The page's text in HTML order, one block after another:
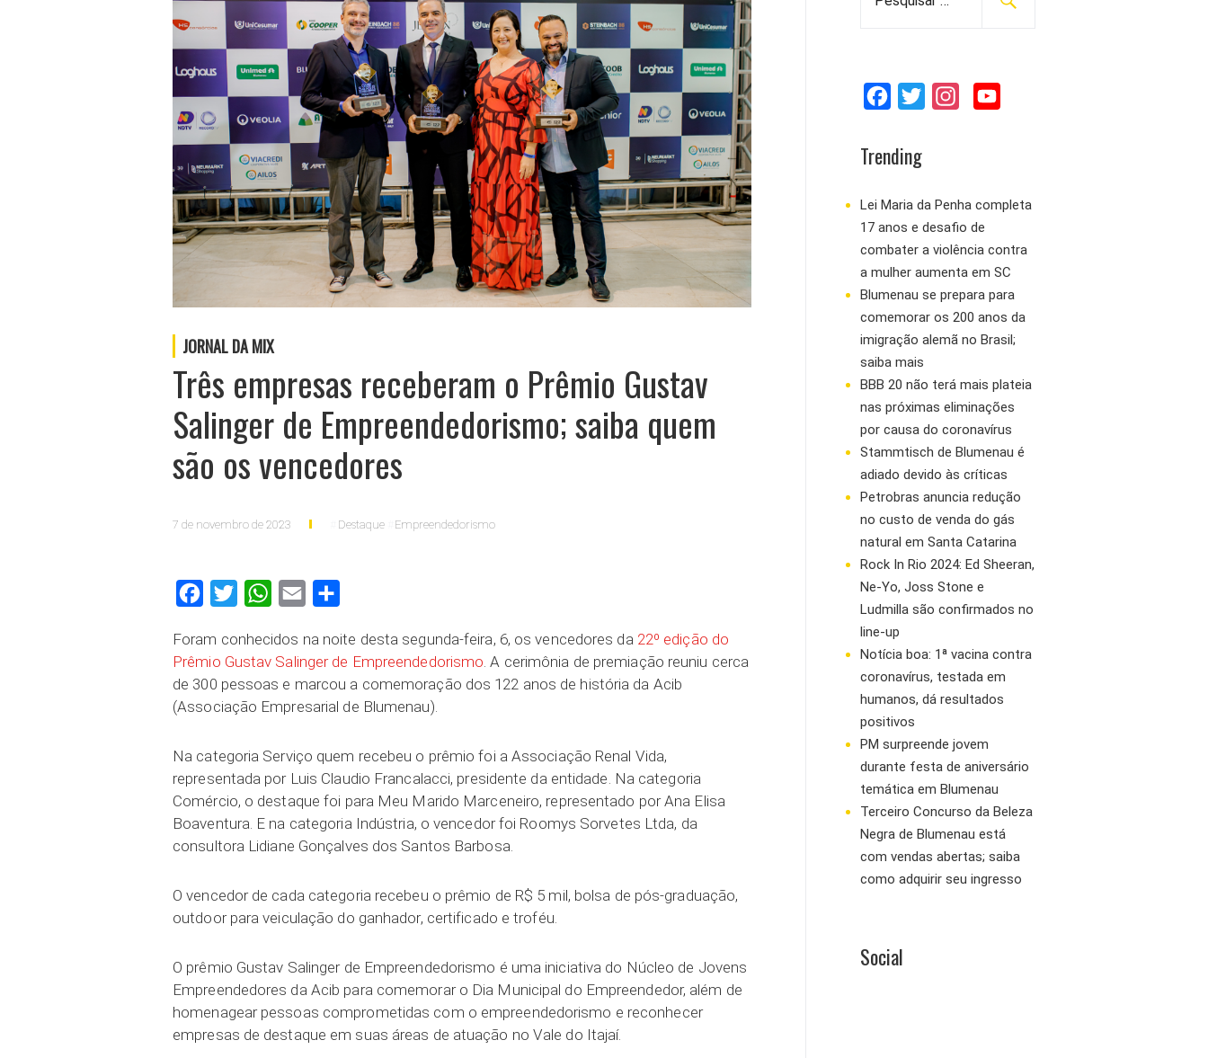
JORNAL DA MIX
Três empresas receberam o Prêmio Gustav
Salinger de Empreendedorismo; saiba quem
são os vencedores
7 de novembro de 2023 Destaque Empreendedorismo
FacebookTwitter WhatsAppEmail
Foram conhecidos na noite desta segunda-feira, 6, os vencedores da 22º edição do
Prêmio Gustav Salinger de Empreendedorismo. A cerimônia de premiação reuniu cerca
de 300 pessoas e marcou a comemoração dos 122 anos de história da Acib
(Associação Empresarial de Blumenau).
Na categoria Serviço quem recebeu o prêmio foi a Associação Renal Vida,
representada por Luis Claudio Francalacci, presidente da entidade. Na categoria
Comércio, o destaque foi para Meu Marido Marceneiro, representado por Ana Elisa
Boaventura. E na categoria Indústria, o vencedor foi Roomys Sorvetes Ltda, da
consultora Lidiane Gonçalves dos Santos Barbosa.
O vencedor de cada categoria recebeu o prêmio de R$ 5 mil, bolsa de pós-graduação,
outdoor para veiculação do ganhador, certificado e troféu.
O prêmio Gustav Salinger de Empreendedorismo é uma iniciativa do Núcleo de Jovens
Empreendedores da Acib para comemorar o Dia Municipal do Empreendedor, além de
homenagear pessoas comprometidas com o empreendedorismo e reconhecer
empresas de destaque em suas áreas de atuação no Vale do Itajaí.
r
o
r
:
c
b
o
o
t
e
r
a
g
r
m
u
e
Trending
Lei Maria da Penha completa
17 anos e desafio de
combater a violência contra
a mulher aumenta em SC
Blumenau se prepara para
comemorar os 200 anos da
imigração alemã no Brasil;
saiba mais
BBB 20 não terá mais plateia
nas próximas eliminações
por causa do coronavírus
Stammtisch de Blumenau é
adiado devido às críticas
Petrobras anuncia redução
no custo de venda do gás
natural em Santa Catarina
Rock In Rio 2024: Ed Sheeran,
Ne-Yo, Joss Stone e
Ludmilla são confirmados no
line-up
Notícia boa: 1ª vacina contra
coronavírus, testada em
humanos, dá resultados
positivos
PM surpreende jovem
durante festa de aniversário
temática em Blumenau
Terceiro Concurso da Beleza
Negra de Blumenau está
com vendas abertas; saiba
como adquirir seu ingresso
Social